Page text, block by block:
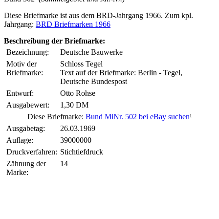
Diese Briefmarke ist aus dem BRD-Jahrgang 1966. Zum kpl.
Jahrgang: BRD Briefmarken 1966
Beschreibung der Briefmarke:
Bezeichnung:
Deutsche Bauwerke
Motiv der
Briefmarke:
Schloss Tegel
Text auf der Briefmarke: Berlin - Tegel,
Deutsche Bundespost
Entwurf:
Otto Rohse
Ausgabewert:
1,30 DM
Diese Briefmarke: Bund MiNr. 502 bei eBay suchen¹
Ausgabetag:
26.03.1969
Auflage:
39000000
Druckverfahren: Stichtiefdruck
Zähnung der
Marke:
14